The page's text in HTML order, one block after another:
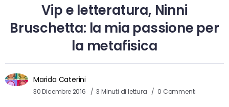
Vip e letteratura, Ninni
Bruschetta: la mia passione per
la metafisica
Marida Caterini
30 Dicembre 2016 3 Minuti di lettura 0 Commenti